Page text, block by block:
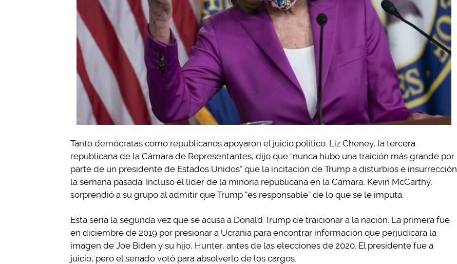
Tanto demócratas como republicanos apoyaron el juicio político. Liz Cheney, la tercera
republicana de la Cámara de Representantes, dijo que “nunca hubo una traición más grande por
parte de un presidente de Estados Unidos” que la incitación de Trump a disturbios e insurrección
la semana pasada. Incluso el líder de la minoría republicana en la Cámara, Kevin McCarthy,
sorprendió a su grupo al admitir que Trump “es responsable” de lo que se le imputa.
Esta sería la segunda vez que se acusa a Donald Trump de traicionar a la nación. La primera fue
en diciembre de 2019 por presionar a Ucrania para encontrar información que perjudicara la
imagen de Joe Biden y su hijo, Hunter, antes de las elecciones de 2020. El presidente fue a
juicio, pero el senado votó para absolverlo de los cargos.